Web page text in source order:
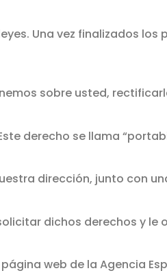
Una vez finalizados
sobre usted,
derecho se llama
dirección, junto con
dichos derechos y le
web de la Agencia